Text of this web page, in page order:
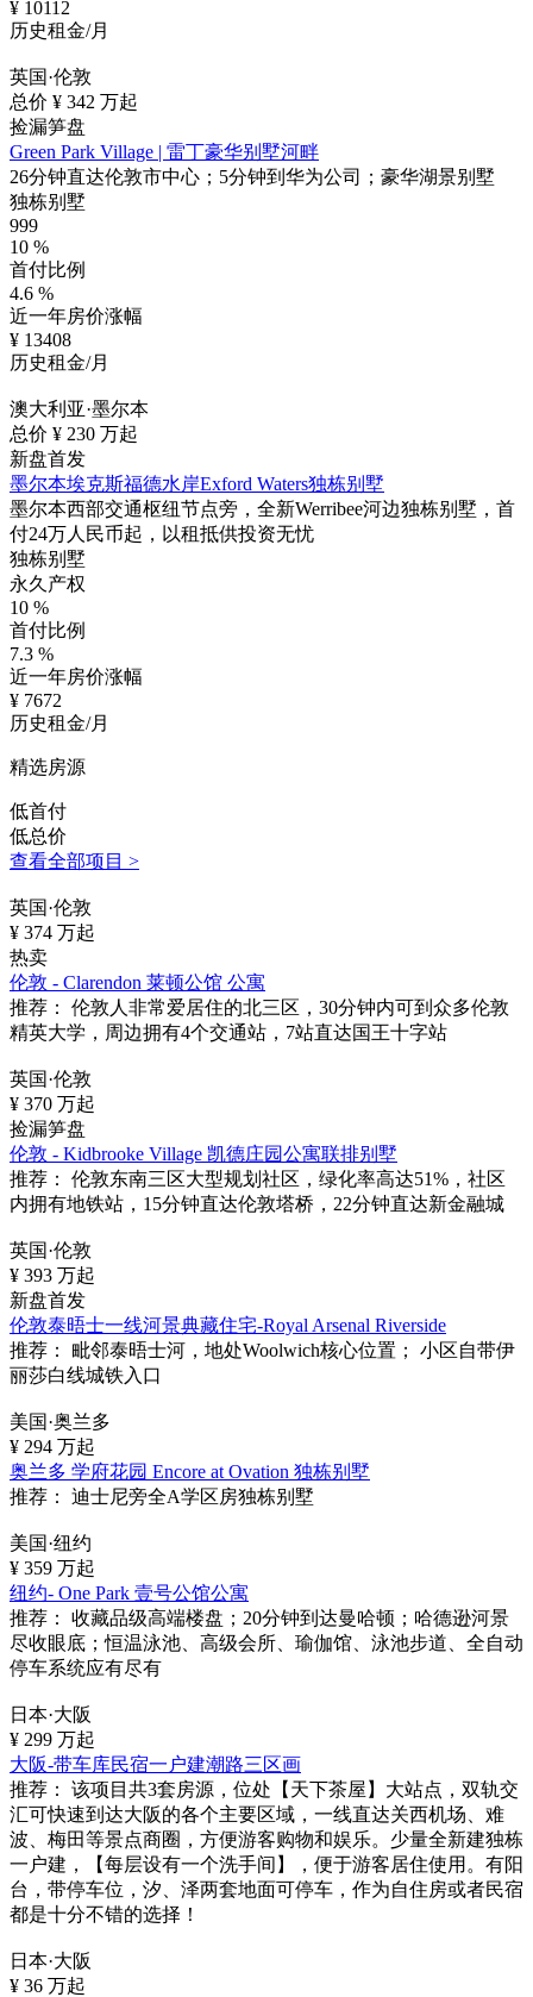
¥ 10112
历史租金/月
英国·伦敦
总价 ¥ 342 万起
捡漏笋盘
Green Park Village | 雷丁豪华别墅河畔
26分钟直达伦敦市中心；5分钟到华为公司；豪华湖景别墅
独栋别墅
999
10 %
首付比例
4.6 %
近一年房价涨幅
¥ 13408
历史租金/月
澳大利亚·墨尔本
总价 ¥ 230 万起
新盘首发
墨尔本埃克斯福德水岸Exford Waters独栋别墅
墨尔本西部交通枢纽节点旁，全新Werribee河边独栋别墅，首
付24万人民币起，以租抵供投资无忧
独栋别墅
永久产权
10 %
首付比例
7.3 %
近一年房价涨幅
¥ 7672
历史租金/月
精选房源
低首付
低总价
查看全部项目 >
英国·伦敦
¥ 374 万起
热卖
伦敦 - Clarendon 莱顿公馆 公寓
推荐：
伦敦人非常爱居住的北三区，30分钟内可到众多伦敦
精英大学，周边拥有4个交通站，7站直达国王十字站
英国·伦敦
¥ 370 万起
捡漏笋盘
伦敦 - Kidbrooke Village 凯德庄园公寓联排别墅
推荐：
伦敦东南三区大型规划社区，绿化率高达51%，社区
内拥有地铁站，15分钟直达伦敦塔桥，22分钟直达新金融城
英国·伦敦
¥ 393 万起
新盘首发
伦敦泰晤士一线河景典藏住宅-Royal Arsenal Riverside
推荐：
毗邻泰晤士河，地处Woolwich核心位置； 小区自带伊
丽莎白线城铁入口
美国·奥兰多
¥ 294 万起
奥兰多 学府花园 Encore at Ovation 独栋别墅
推荐：
迪士尼旁全A学区房独栋别墅
美国·纽约
¥ 359 万起
纽约- One Park 壹号公馆公寓
推荐：
收藏品级高端楼盘；20分钟到达曼哈顿；哈德逊河景
尽收眼底；恒温泳池、高级会所、瑜伽馆、泳池步道、全自动
停车系统应有尽有
日本·大阪
¥ 299 万起
大阪-带车库民宿一户建潮路三区画
推荐：
该项目共3套房源，位处【天下茶屋】大站点，双轨交
汇可快速到达大阪的各个主要区域，一线直达关西机场、难
波、梅田等景点商圈，方便游客购物和娱乐。少量全新建独栋
一户建，【每层设有一个洗手间】，便于游客居住使用。有阳
台，带停车位，汐、泽两套地面可停车，作为自住房或者民宿
都是十分不错的选择！
日本·大阪
¥ 36 万起